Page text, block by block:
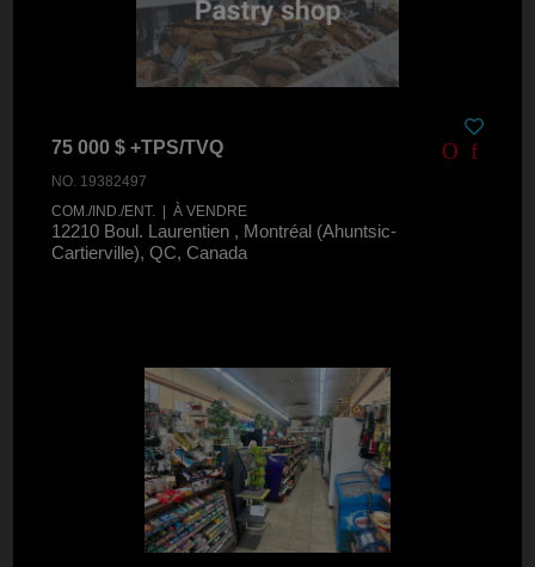
75 000 $ +TPS/TVQ
NO. 19382497
COM./IND./ENT. | À VENDRE
12210 Boul. Laurentien , Montréal (Ahuntsic-
Cartierville), QC, Canada